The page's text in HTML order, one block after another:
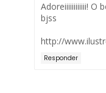
Adoreiiiiiiiiiiii! O
bjss
http://
Responder